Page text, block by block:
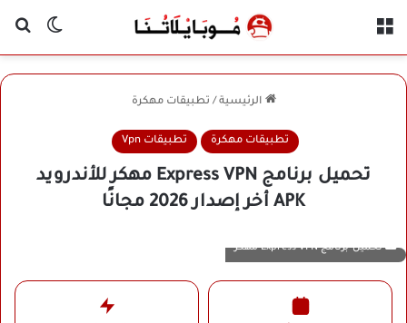
الوضع
الرئيسية / تطبيقات مهكرة
تطبيقات مهكرة تطبيقات Vpn
تحميل برنامج Express VPN مهكر للأندرويد
APK أخر إصدار 2026 مجانًا
تحميل برنامج Express VPN مهكر